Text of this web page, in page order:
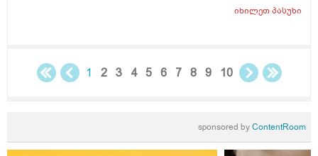
იხილეთპასუხი
1 2 3 4 5 6 7 8 9 10
sponsored byContentRoom